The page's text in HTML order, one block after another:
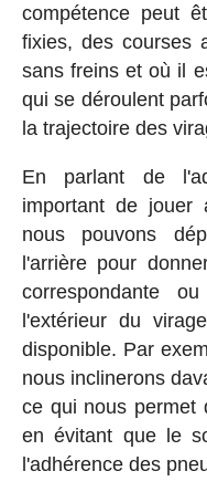
compétence peut
fixies, des courses
sans freins et où il
qui se déroulent
la trajectoire des
En parlant de
important de jouer
nous pouvons
l'arrière pour
correspondante
l'extérieur du
disponible. Par
nous inclinerons
ce qui nous permet
en évitant que le
l'adhérence des